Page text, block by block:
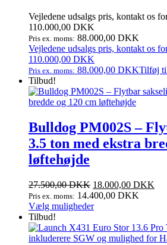
Vejledene udsalgs pris, kontakt os
110.000,00 DKK
Pris ex. moms: 88.000,00 DKK
Vejledene udsalgs pris, kontakt os
110.000,00 DKK
Pris ex. moms: 88.000,00 DKKTilføj
Tilbud!
Bulldog PM002S –
3.5 ton med ekstra
løftehøjde
27.500,00DKK Den
oprindelige
pris
27.500,00 DKK.
18.000,00 DKK
Pris ex. moms: 14.400,00 DKK
Vælg mulighederDette
har
flere
Tilbud!